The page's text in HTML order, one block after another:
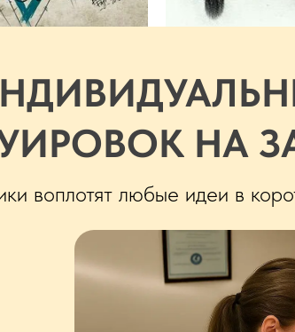
воплотят любые идеи в
НА